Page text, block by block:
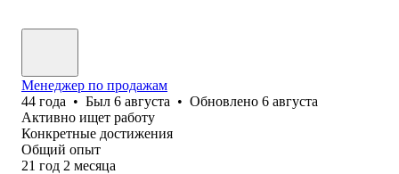
Менеджер по продажам
44 года • Был 6 августа • Обновлено 6 августа
Активно ищет работу
Конкретные достижения
Общий опыт
21 год 2 месяца